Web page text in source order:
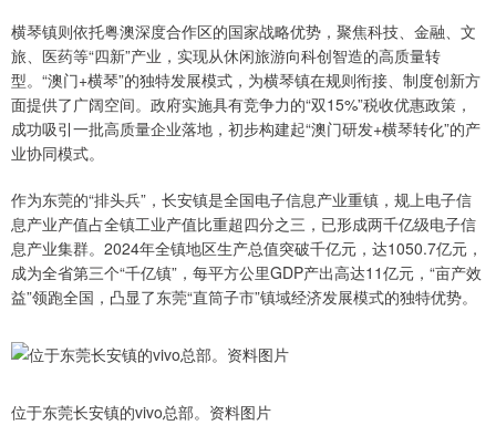
横琴镇则依托粤澳深度合作区的国家战略优势，聚焦科技、金融、文
旅、医药等“四新”产业，实现从休闲旅游向科创智造的高质量转
型。“澳门+横琴”的独特发展模式，为横琴镇在规则衔接、制度创新方
面提供了广阔空间。政府实施具有竞争力的“双15%”税收优惠政策，
成功吸引一批高质量企业落地，初步构建起“澳门研发+横琴转化”的产
业协同模式。
作为东莞的“排头兵”，长安镇是全国电子信息产业重镇，规上电子信
息产业产值占全镇工业产值比重超四分之三，已形成两千亿级电子信
息产业集群。2024年全镇地区生产总值突破千亿元，达1050.7亿元，
成为全省第三个“千亿镇”，每平方公里GDP产出高达11亿元，“亩产效
益”领跑全国，凸显了东莞“直筒子市”镇域经济发展模式的独特优势。
位于东莞长安镇的vivo总部。资料图片